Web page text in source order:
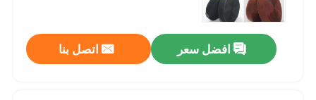
افضل سعر اتصل بنا